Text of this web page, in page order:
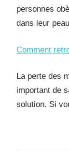
personnes
dans leur
Comment
La perte des
important de
solution. Si